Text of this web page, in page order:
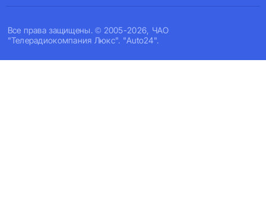
Все права защищены. © 2005-2026, ЧАО
"Телерадиокомпания Люкс". "Auto24".